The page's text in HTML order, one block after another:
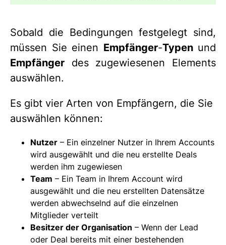
Sobald die Bedingungen festgelegt sind,
müssen Sie einen Empfänger-Typenund
Empfänger des zugewiesenen Elements
auswählen.
Es gibt vier Arten von Empfängern, die Sie
auswählen können:
Nutzer – Ein einzelner Nutzer in Ihrem Accounts
wird ausgewählt und die neu erstellte Deals
werden ihm zugewiesen
Team – Ein Team in Ihrem Account wird
ausgewählt und die neu erstellten Datensätze
werden abwechselnd auf die einzelnen
Mitglieder verteilt
Besitzer der Organisation – Wenn der Lead
oder Deal bereits mit einer bestehenden